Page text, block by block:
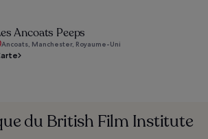
Ancoats Peeps
Ancoats, Manchester, Royaume-Uni
du British Film Institute